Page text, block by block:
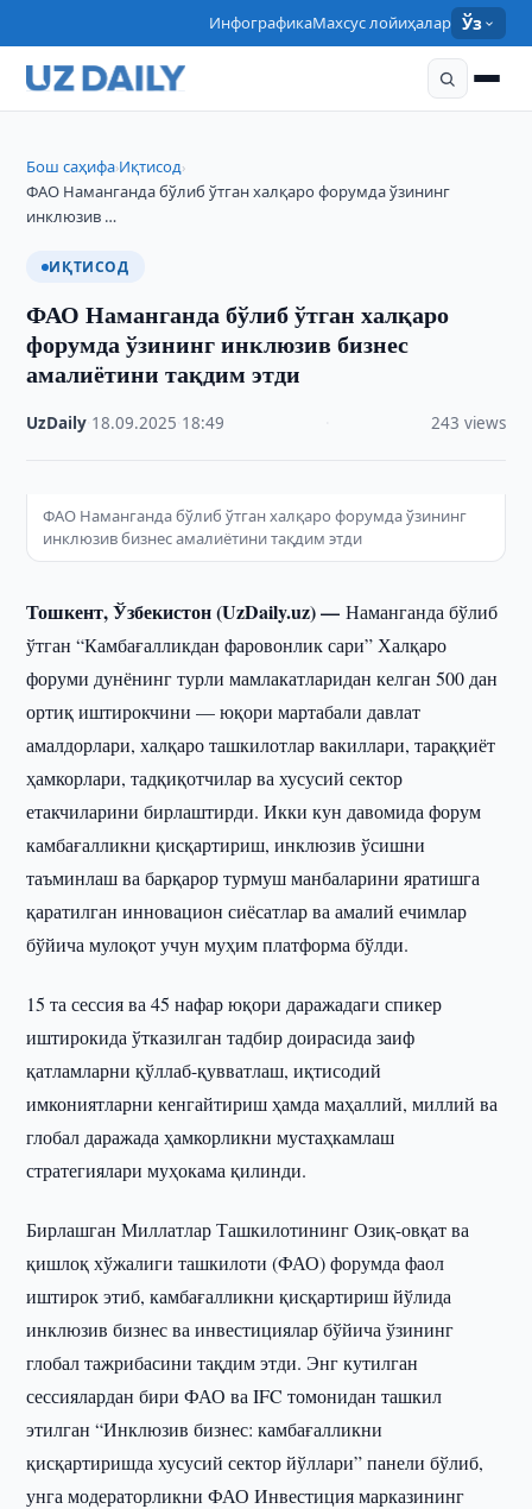
ИнфографикаМахсус лойиҳалар Ўз
Бош саҳифа›Иқтисод›
ФАО Наманганда бўлиб ўтган халқаро форумда ўзининг
инклюзив …
ИҚТИСОД
ФАО Наманганда бўлиб ўтган халқаро
форумда ўзининг инклюзив бизнес
амалиётини тақдим этди
UzDaily 18.09.2025 18:49 243 views
ФАО Наманганда бўлиб ўтган халқаро форумда ўзининг
инклюзив бизнес амалиётини тақдим этди
Тошкент, Ўзбекистон (UzDaily.uz) —Наманганда бўлиб
ўтган “Камбағалликдан фаровонлик сари” Халқаро
форуми дунёнинг турли мамлакатларидан келган 500 дан
ортиқ иштирокчини — юқори мартабали давлат
амалдорлари, халқаро ташкилотлар вакиллари, тараққиёт
ҳамкорлари, тадқиқотчилар ва хусусий сектор
етакчиларини бирлаштирди. Икки кун давомида форум
камбағалликни қисқартириш, инклюзив ўсишни
таъминлаш ва барқарор турмуш манбаларини яратишга
қаратилган инновацион сиёсатлар ва амалий ечимлар
бўйича мулоқот учун муҳим платформа бўлди.
15 та сессия ва 45 нафар юқори даражадаги спикер
иштирокида ўтказилган тадбир доирасида заиф
қатламларни қўллаб-қувватлаш, иқтисодий
имкониятларни кенгайтириш ҳамда маҳаллий, миллий ва
глобал даражада ҳамкорликни мустаҳкамлаш
стратегиялари муҳокама қилинди.
Бирлашган Миллатлар Ташкилотининг Озиқ-овқат ва
қишлоқ хўжалиги ташкилоти (ФАО) форумда фаол
иштирок этиб, камбағалликни қисқартириш йўлида
инклюзив бизнес ва инвестициялар бўйича ўзининг
глобал тажрибасини тақдим этди. Энг кутилган
сессиялардан бири ФАО ва IFC томонидан ташкил
этилган “Инклюзив бизнес: камбағалликни
қисқартиришда хусусий сектор йўллари” панели бўлиб,
унга модераторликни ФАО Инвестиция марказининг